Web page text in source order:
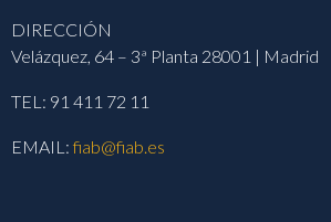
DIRECCIÓN
Velázquez, 64 – 3ª Planta 28001 | Madrid
TEL: 91 411 72 11
EMAIL:fiab@fiab.es